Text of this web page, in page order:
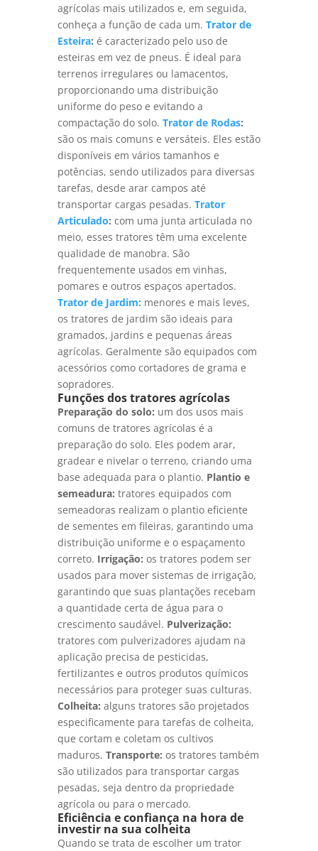
agrícolas mais utilizados e, em seguida,
conheça a função de cada um. Trator de
Esteira: é caracterizado pelo uso de
esteiras em vez de pneus. É ideal para
terrenos irregulares ou lamacentos,
proporcionando uma distribuição
uniforme do peso e evitando a
compactação do solo. Trator de Rodas:
são os mais comuns e versáteis. Eles estão
disponíveis em vários tamanhos e
potências, sendo utilizados para diversas
tarefas, desde arar campos até
transportar cargas pesadas. Trator
Articulado: com uma junta articulada no
meio, esses tratores têm uma excelente
qualidade de manobra. São
frequentemente usados em vinhas,
pomares e outros espaços apertados.
Trator de Jardim: menores e mais leves,
os tratores de jardim são ideais para
gramados, jardins e pequenas áreas
agrícolas. Geralmente são equipados com
acessórios como cortadores de grama e
sopradores.
Funções dos tratores agrícolas
Preparação do solo: um dos usos mais
comuns de tratores agrícolas é a
preparação do solo. Eles podem arar,
gradear e nivelar o terreno, criando uma
base adequada para o plantio. Plantio e
semeadura: tratores equipados com
semeadoras realizam o plantio eficiente
de sementes em fileiras, garantindo uma
distribuição uniforme e o espaçamento
correto. Irrigação: os tratores podem ser
usados para mover sistemas de irrigação,
garantindo que suas plantações recebam
a quantidade certa de água para o
crescimento saudável. Pulverização:
tratores com pulverizadores ajudam na
aplicação precisa de pesticidas,
fertilizantes e outros produtos químicos
necessários para proteger suas culturas.
Colheita: alguns tratores são projetados
especificamente para tarefas de colheita,
que cortam e coletam os cultivos
maduros. Transporte: os tratores também
são utilizados para transportar cargas
pesadas, seja dentro da propriedade
agrícola ou para o mercado.
Eficiência e confiança na hora de
investir na sua colheita
Quando se trata de escolher um trator